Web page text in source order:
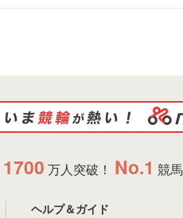
1700 万人突破！ No.1 競
ヘルプ＆ガイド